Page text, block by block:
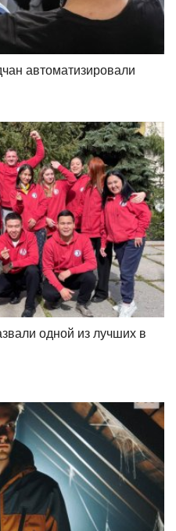
автоматизировали
одной из лучших в